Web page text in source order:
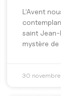
L’Avent
saint Jean-
mystère de
30